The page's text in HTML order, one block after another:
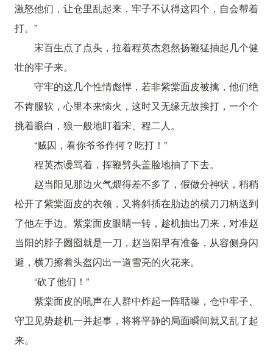
激怒他们，让仓里乱起来，牢子不认得这四个，自会帮着
打。”
宋百生点了点头，拉着程英杰忽然扬鞭猛抽起几个健
壮的牢子来。
守牢的这几个性情彪悍，若非紫棠面皮被擒，他们绝
不肯服软，心里本来恼火，这时又无缘无故挨打，一个个
挑着眼白，狼一般地盯着宋、程二人。
“贼囚，看你爷爷作何？吃打！”
程英杰谩骂着，挥鞭劈头盖脸地抽了下去。
赵当阳见那边火气煨得差不多了，假做分神状，稍稍
松开了紫棠面皮的衣领，又将斜插在肋边的横刀刀柄送到
了他左手边。紫棠面皮眼睛一转，趁机抽出刀来，对准赵
当阳的脖子囫囵就是一刀，赵当阳早有准备，从容侧身闪
避，横刀擦着头盔闪出一道雪亮的火花来。
“砍了他们！”
紫棠面皮的吼声在人群中炸起一阵聒噪，仓中牢子、
守卫见势趁机一并起事，将将平静的局面瞬间就又乱了起
来。